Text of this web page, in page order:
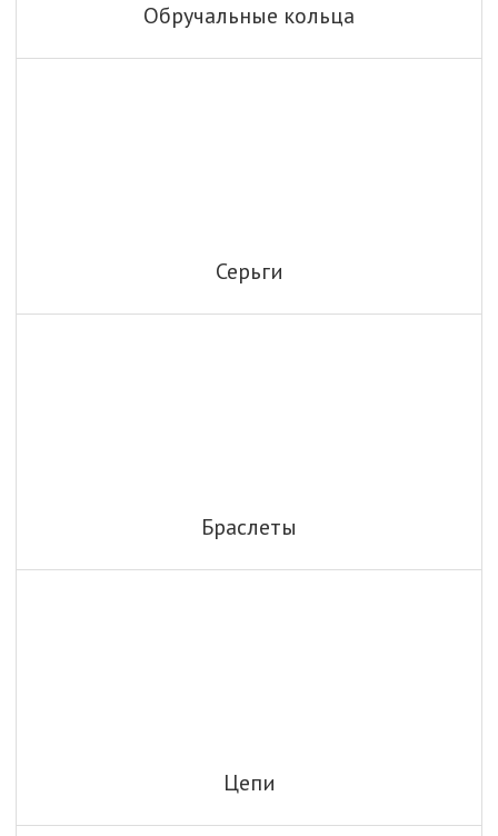
Обручальные кольца
Серьги
Браслеты
Цепи